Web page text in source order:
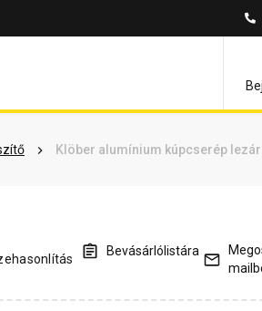
Klöber alumínium kúpcserép
Kérdések és válaszok
Bevásárlólistára